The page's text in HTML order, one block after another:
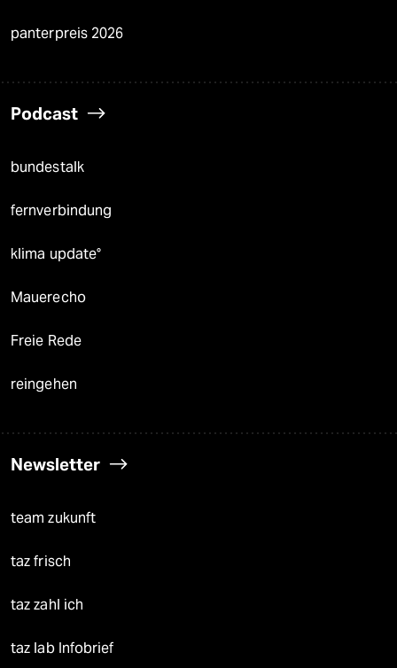
panterpreis 2026
Podcast
bundestalk
fernverbindung
klima update°
Mauerecho
Freie Rede
reingehen
Newsletter
team zukunft
taz frisch
taz zahl ich
taz lab Infobrief